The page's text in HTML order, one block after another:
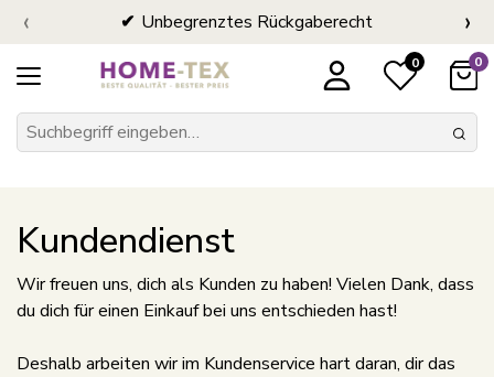
Unbegrenztes Rückgaberecht
‹ ›
0 0
Kundendienst
Wir freuen uns, dich als Kunden zu haben! Vielen Dank, dass
du dich für einen Einkauf bei uns entschieden hast!
Deshalb arbeiten wir im Kundenservice hart daran, dir das